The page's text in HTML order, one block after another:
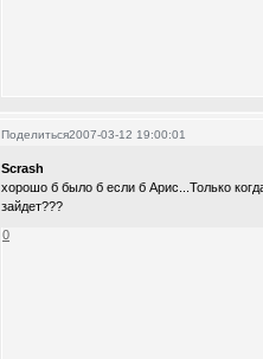
Поделиться2007-03-12 19:00:01
Scrash
хорошо б было б если б Арис...Только
зайдет???
0